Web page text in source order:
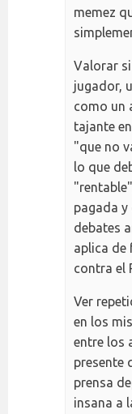
memez
Valorar
jugador,
como un
tajante
"que no
lo que
pagada
debates
aplica de
contra el
Ver
en los
entre los
presente
prensa
insana a